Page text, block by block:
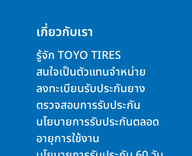
เกี่ยวกับเรา
รู้จัก TOYO TIRES
สนใจเป็นตัวแทนจำหน่าย
ลงทะเบียนรับประกันยาง
ตรวจสอบการรับประกัน
นโยบายการรับประกันตลอด
อายุการใช้งาน